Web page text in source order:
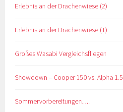
Erlebnis an der Drachenwiese (2)
Erlebnis an der Drachenwiese (1)
Großes Wasabi Vergleichsfliegen
Showdown – Cooper 150 vs. Alpha 1.5
Sommervorbereitungen….